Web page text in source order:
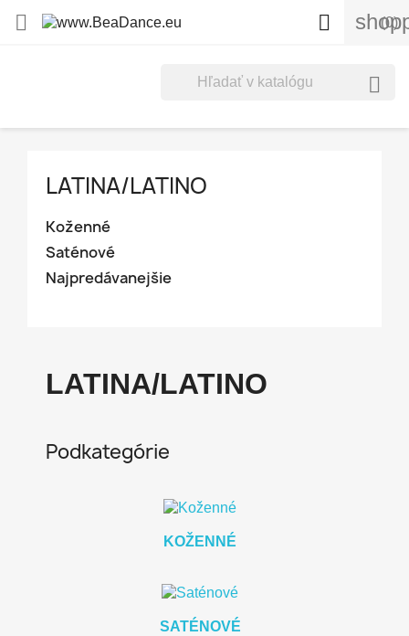
 (0)


LATINA/LATINO
Koženné
Saténové
Najpredávanejšie
LATINA/LATINO
Podkategórie
KOŽENNÉ
SATÉNOVÉ